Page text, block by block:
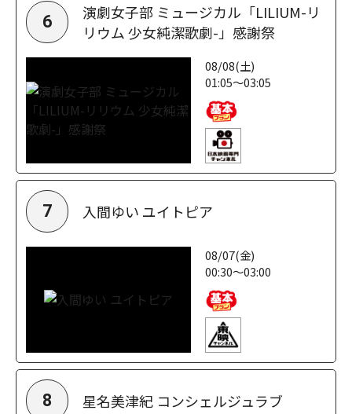
6
演劇女子部 ミュージカル「LILIUM-リ
リウム 少女純潔歌劇-」感謝祭
08/08(土)
01:05～03:05
7 入間ゆい ユイトピア
08/07(金)
00:30～03:00
8 星名美津紀 コンシェルジュラブ